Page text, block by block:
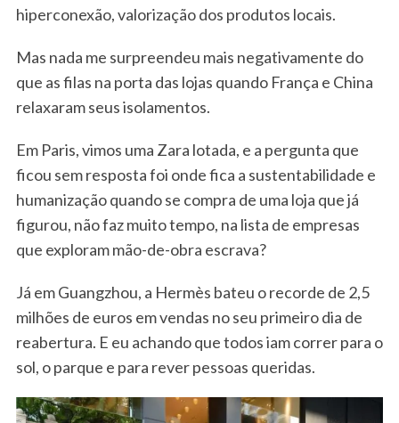
hiperconexão, valorização dos produtos locais.
Mas nada me surpreendeu mais negativamente do
que as filas na porta das lojas quando França e China
relaxaram seus isolamentos.
Em Paris, vimos uma Zara lotada, e a pergunta que
ficou sem resposta foi onde fica a sustentabilidade e
humanização quando se compra de uma loja que já
figurou, não faz muito tempo, na lista de empresas
que exploram mão-de-obra escrava?
Já em Guangzhou, a Hermès bateu o recorde de 2,5
milhões de euros em vendas no seu primeiro dia de
reabertura. E eu achando que todos iam correr para o
sol, o parque e para rever pessoas queridas.